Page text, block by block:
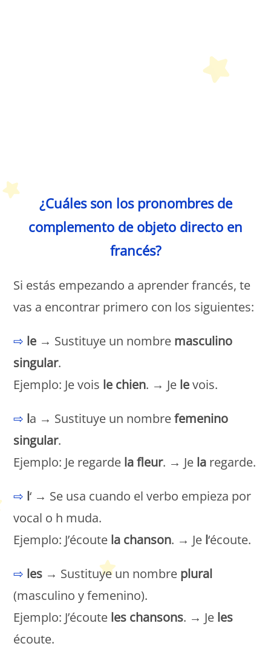
¿Cuáles son los pronombres de
complemento de objeto directo en
francés?
Si estás empezando a aprender francés, te
vas a encontrar primero con los siguientes:
⇨ le → Sustituye un nombre masculino
singular.
Ejemplo: Je vois le chien. → Je levois.
⇨ la → Sustituye un nombrefemenino
singular.
Ejemplo: Je regarde la fleur. → Je la regarde.
⇨ l‘ → Se usa cuando el verbo empieza por
vocal o h muda.
Ejemplo: J’écoute la chanson. → Je l‘écoute.
⇨ les → Sustituye un nombre plural
(masculino y femenino).
Ejemplo: J’écoute les chansons. → Je les
écoute.